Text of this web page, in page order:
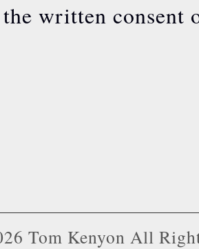
written consent
Tom Kenyon All